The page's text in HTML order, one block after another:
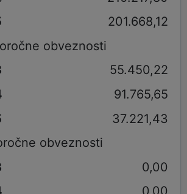
201.668,12
obveznosti
55.450,22
91.765,65
37.221,43
obveznosti
0,00